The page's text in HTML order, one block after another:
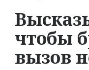
чтобы
вызов